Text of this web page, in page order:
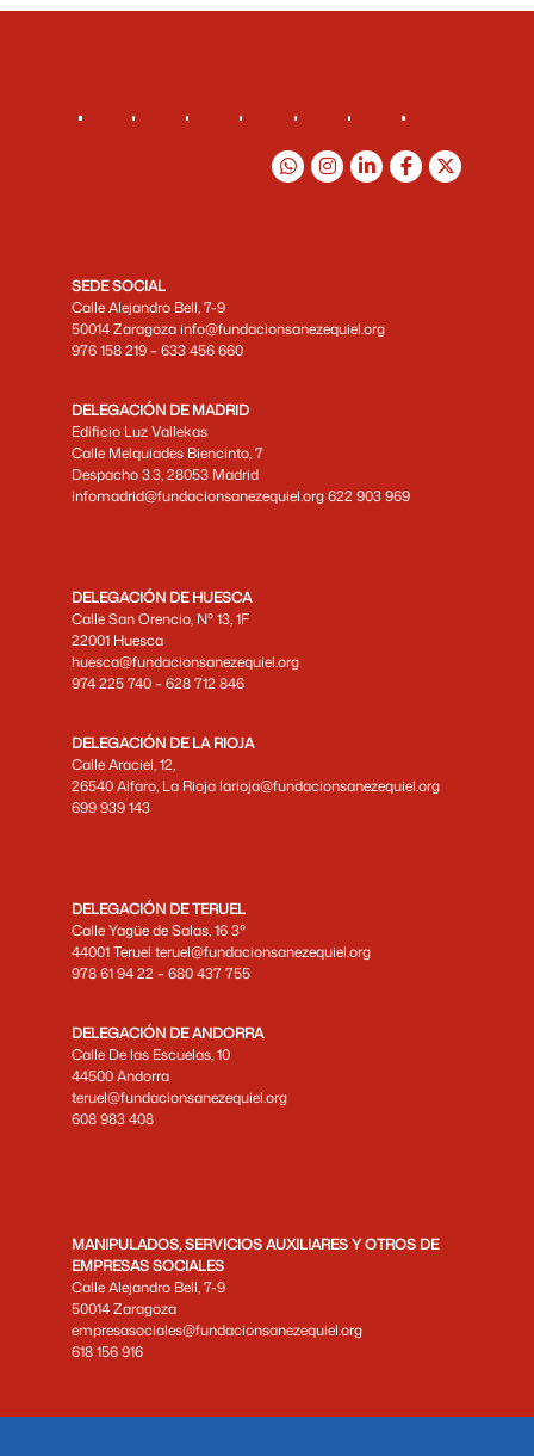
SEDE SOCIAL
Calle Alejandro Bell, 7-9
50014 Zaragoza info@fundacionsanezequiel.org
976 158 219 – 633 456 660
DELEGACIÓN DE MADRID
Edificio Luz Vallekas
Calle Melquiades Biencinto, 7
Despacho 3.3, 28053 Madrid
infomadrid@fundacionsanezequiel.org 622 903 969
DELEGACIÓN DE HUESCA
Calle San Orencio, Nº 13, 1F
22001 Huesca
huesca@fundacionsanezequiel.org
974 225 740 – 628 712 846
DELEGACIÓN DE LA RIOJA
Calle Araciel, 12,
26540 Alfaro, La Rioja larioja@fundacionsanezequiel.org
699 939 143
DELEGACIÓN DE TERUEL
Calle Yagüe de Salas, 16 3º
44001 Teruel teruel@fundacionsanezequiel.org
978 61 94 22 – 680 437 755
DELEGACIÓN DE ANDORRA
Calle De las Escuelas, 10
44500 Andorra
teruel@fundacionsanezequiel.org
608 983 408
MANIPULADOS, SERVICIOS AUXILIARES Y OTROS DE
EMPRESAS SOCIALES
Calle Alejandro Bell, 7-9
50014 Zaragoza
empresasociales@fundacionsanezequiel.org
618 156 916